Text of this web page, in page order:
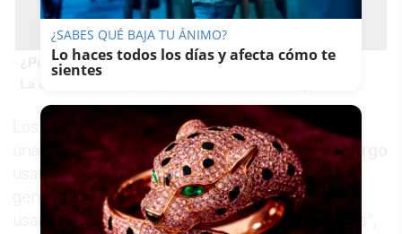
¿Por qué se contagia?
Los qubits fueron teletransportados a través de
una red defibra óptica de 44 kilómetros de largo
usando detectores de fotón único de última
generación, así como equipos listos para
usar. "Estamos encantados con estos resultados",
¿SABES QUÉ BAJA TU ÁNIMO?
Lo haces todos los días y afecta cómo te
sientes